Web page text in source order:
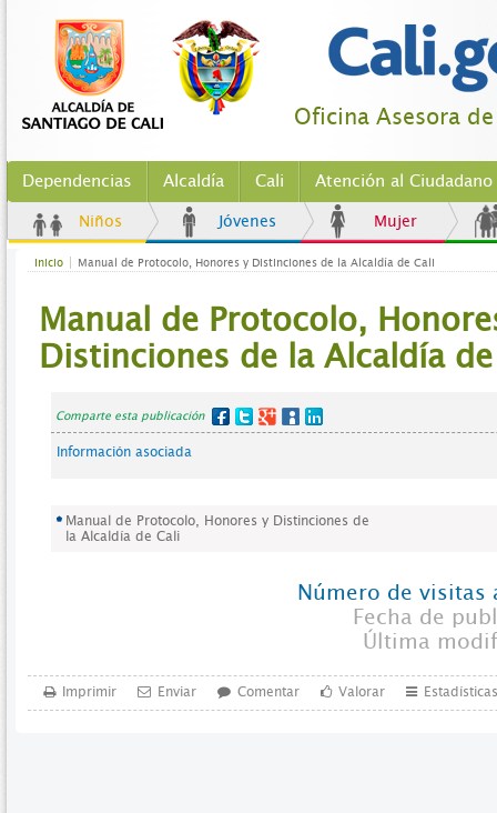
Oficina Asesora
Dependencias Alcaldía Cali Atención al Ciudadano
Niños Jóvenes Mujer
Inicio Manual de Protocolo, Honores y Distinciones de la Alcaldía de Cali
Manual de Protocolo,
Distinciones de la Alcaldía
Comparte esta publicación
Información asociada
Manual de Protocolo, Honores y Distinciones de
la Alcaldía de Cali
Número de visitas
Fecha de
Última
Imprimir Enviar Comentar Valorar Estadísticas